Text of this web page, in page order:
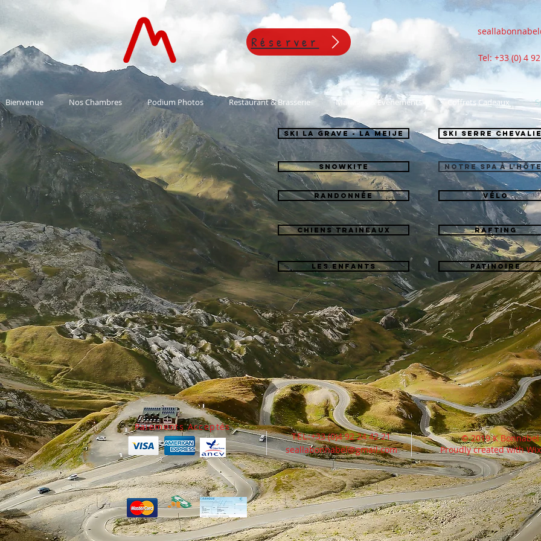
Réserver
Tel: +33 (0) 4
Bienvenue Nos Chambres Podium Photos Restaurant & Brasserie Mariages & Evenements Coffrets Cadeaux
Ski La Grave - La Meije
SnowKite
Randonnée
Chiens Traineaux
Les Enfants
Ski Serre
Notre Spa à
Vélo
Rafting
Patinoire
Paiements Acceptés
TEL:+33 (0)4 92 24 42 21
seallabonnabel@gmail.com
© 2019 K Bonnabel
Proudly created with